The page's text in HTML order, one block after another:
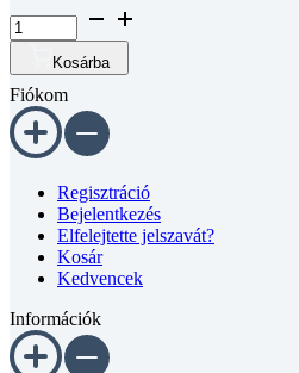
I5
Csatlakozó
rögzitő
lemez
5-
ös
horonyhoz
mennyiség
Kosárba
Fiókom
Regisztráció
Bejelentkezés
Elfelejtette jelszavát?
Kosár
Kedvencek
Információk